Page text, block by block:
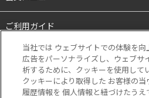
ご利用ガイド
リンク
当社では ウェブサイトでの体験を
広告をパーソナライズし、ウェブサ
析するために、クッキーを使用して
クッキーにより取得した お客様の
履歴情報を 個人情報と紐づけたう